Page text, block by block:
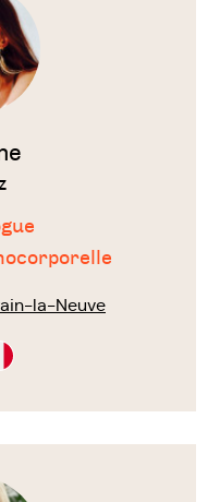
la-Neuve